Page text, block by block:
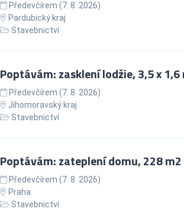
Předevčírem (7. 8. 2026)
Pardubický kraj
Stavebnictví
Poptávám: zasklení lodžie, 3,5 x 1,6
Předevčírem (7. 8. 2026)
Jihomoravský kraj
Stavebnictví
Poptávám: zateplení domu, 228 m2
Předevčírem (7. 8. 2026)
Praha
Stavebnictví